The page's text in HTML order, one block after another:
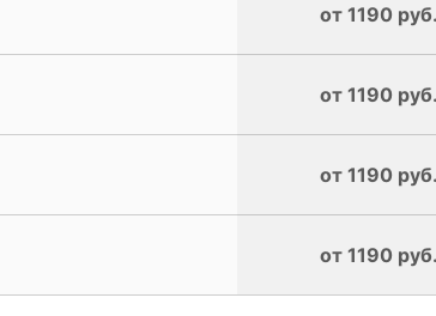
от 1190 руб.
от 1190 руб.
от 1190 руб.
от 1190 руб.